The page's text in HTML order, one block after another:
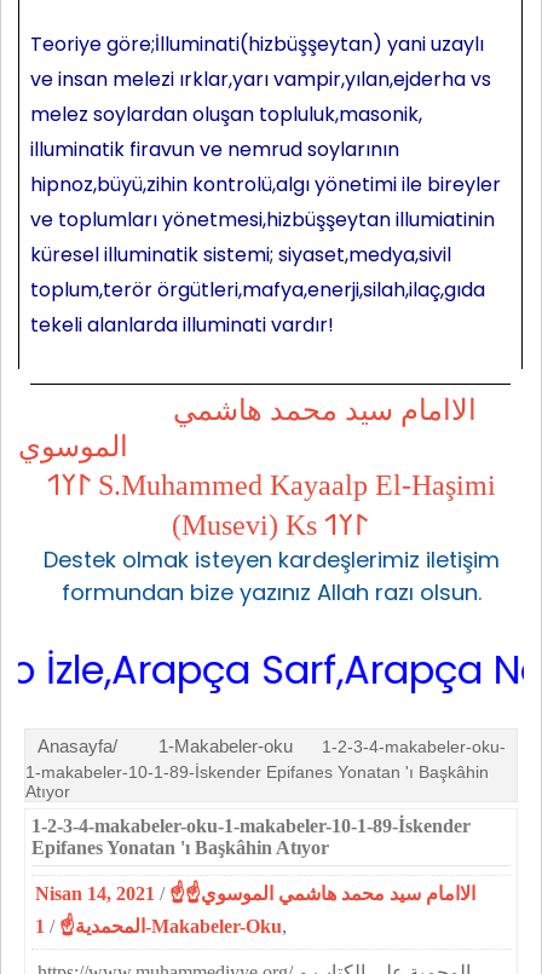
Teoriye göre;İlluminati(hizbüşşeytan) yani uzaylı
ve insan melezi ırklar,yarı vampir,yılan,ejderha vs
melez soylardan oluşan topluluk,masonik,
illuminatik firavun ve nemrud soylarının
hipnoz,büyü,zihin kontrolü,algı yönetimi ile bireyler
ve toplumları yönetmesi,hizbüşşeytan illumiatinin
küresel illuminatik sistemi; siyaset,medya,sivil
toplum,terör örgütleri,mafya,enerji,silah,ilaç,gıda
tekeli alanlarda illuminati vardır!
الاامام سيد محمد هاشمي
الموسوي
𐰃𐰠𐰯 S.Muhammed Kayaalp El-Haşimi
(Musevi) Ks 𐰃𐰠𐰯
Destek olmak isteyen kardeşlerimiz iletişim
formundan bize yazınız Allah razı olsun.
Sarf,Arapça Nahiv
Anasayfa/ 1-Makabeler-oku
1-2-3-4-makabeler-oku-
1-makabeler-10-1-89-İskender Epifanes Yonatan 'ı Başkâhin
Atıyor
1-2-3-4-makabeler-oku-1-makabeler-10-1-89-İskender
Epifanes Yonatan 'ı Başkâhin Atıyor
Nisan 14, 2021 / ☝الاامام سيد محمد هاشمي الموسوي☝
المحمدية☝ / 1-Makabeler-Oku,